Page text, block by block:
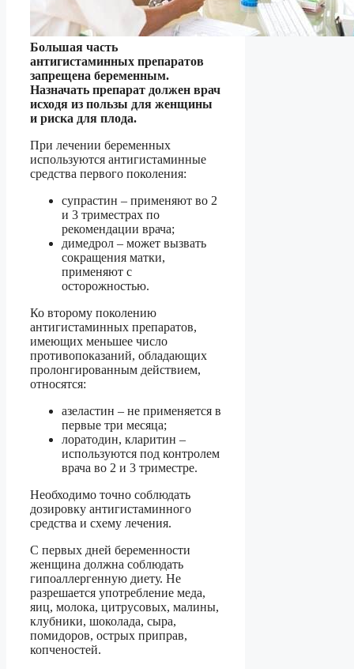
Большая часть
антигистаминных препаратов
запрещена беременным.
Назначать препарат должен врач
исходя из пользы для женщины
и риска для плода.
При лечении беременных
используются антигистаминные
средства первого поколения:
супрастин – применяют во 2
и 3 триместрах по
рекомендации врача;
димедрол – может вызвать
сокращения матки,
применяют с
осторожностью.
Ко второму поколению
антигистаминных препаратов,
имеющих меньшее число
противопоказаний, обладающих
пролонгированным действием,
относятся:
азеластин – не применяется в
первые три месяца;
лоратодин, кларитин –
используются под контролем
врача во 2 и 3 триместре.
Необходимо точно соблюдать
дозировку антигистаминного
средства и схему лечения.
С первых дней беременности
женщина должна соблюдать
гипоаллергенную диету. Не
разрешается употребление меда,
яиц, молока, цитрусовых, малины,
клубники, шоколада, сыра,
помидоров, острых приправ,
копченостей.